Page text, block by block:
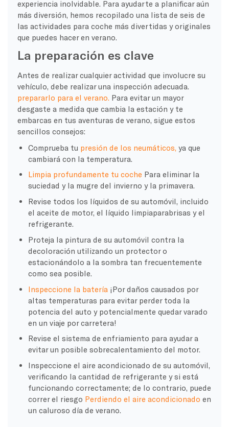
experiencia inolvidable. Para ayudarte a planificar aún
más diversión, hemos recopilado una lista de seis de
las actividades para coche más divertidas y originales
que puedes hacer en verano.
La preparación es clave
Antes de realizar cualquier actividad que involucre su
vehículo, debe realizar una inspección adecuada.
prepararlo para el verano. Para evitar un mayor
desgaste a medida que cambia la estación y te
embarcas en tus aventuras de verano, sigue estos
sencillos consejos:
Comprueba tu presión de los neumáticos,ya que
cambiará con la temperatura.
Limpia profundamente tu coche Para eliminar la
suciedad y la mugre del invierno y la primavera.
Revise todos los líquidos de su automóvil, incluido
el aceite de motor, el líquido limpiaparabrisas y el
refrigerante.
Proteja la pintura de su automóvil contra la
decoloración utilizando un protector o
estacionándolo a la sombra tan frecuentemente
como sea posible.
Inspeccione la batería ¡Por daños causados por
altas temperaturas para evitar perder toda la
potencia del auto y potencialmente quedar varado
en un viaje por carretera!
Revise el sistema de enfriamiento para ayudar a
evitar un posible sobrecalentamiento del motor.
Inspeccione el aire acondicionado de su automóvil,
verificando la cantidad de refrigerante y si está
funcionando correctamente; de lo contrario, puede
correr el riesgo Perdiendo el aire acondicionado en
un caluroso día de verano.